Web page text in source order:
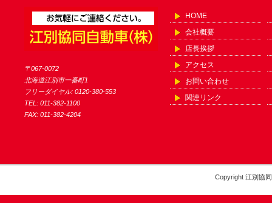
〒067-0072
北海道江別市一番町1
フリーダイヤル: 0120-380-553
TEL: 011-382-1100
FAX: 011-382-4204
HOME
会社概要
店長挨拶
アクセス
お問い合わせ
関連リンク
Copyright 江別協